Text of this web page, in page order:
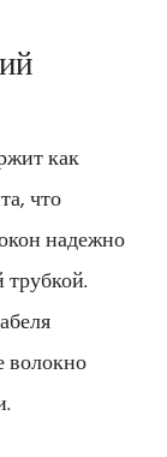
как
что
надежно
волокно